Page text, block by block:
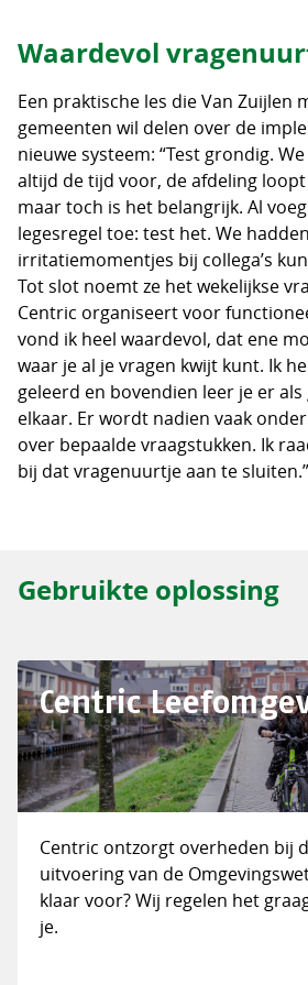
Waardevol
Een praktische les die Van Zuijlen
gemeenten wil delen over de
nieuwe systeem: “Test grondig.
altijd de tijd voor, de afdeling
maar toch is het belangrijk. Al
legesregel toe: test het. We
irritatiemomentjes bij collega’s
Tot slot noemt ze het wekelijkse
Centric organiseert voor
vond ik heel waardevol, dat ene
waar je al je vragen kwijt kunt. Ik
geleerd en bovendien leer je er
elkaar. Er wordt nadien vaak
over bepaalde vraagstukken. Ik
bij dat vragenuurtje aan te sluiten.”
Gebruikte oplossing
Centric
Centric ontzorgt overheden bij
uitvoering van de
klaar voor? Wij regelen het
je.